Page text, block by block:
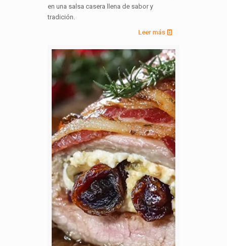
en una salsa casera llena de sabor y
tradición.
Leer más